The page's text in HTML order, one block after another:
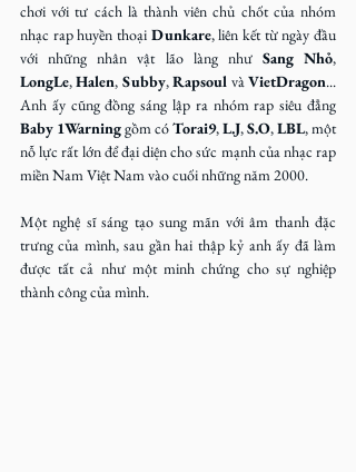
chơi với tư cách là thành viên chủ chốt của nhóm
nhạc rap huyền thoại Dunkare, liên kết từ ngày đầu
với những nhân vật lão làng như Sang Nhỏ
LongLe, Halen, Subby, Rapsoul và VietDragon...
Baby 1Warning gồm có Torai9, L.J, S.O, LBL, một
nỗ lực rất lớn để đại diện cho sức mạnh của nhạc rap
miền Nam Việt Nam vào cuối những năm 2000.
Một nghệ sĩ sáng tạo sung mãn với âm thanh đặc
trưng của mình, sau gần hai thập kỷ anh ấy đã làm
được tất cả như một minh chứng cho sự nghiệp
thành công của mình.